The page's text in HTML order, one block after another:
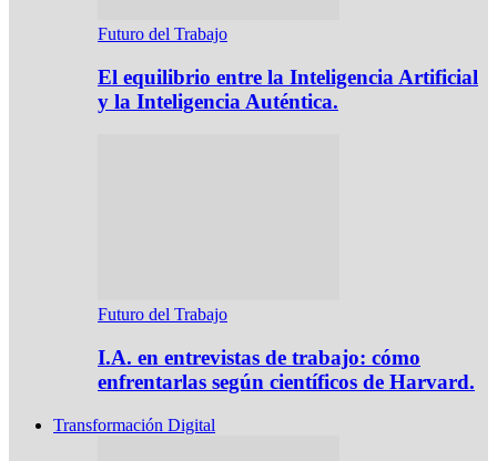
Futuro del Trabajo
El equilibrio entre la Inteligencia Artificial
y la Inteligencia Auténtica.
Futuro del Trabajo
I.A. en entrevistas de trabajo: cómo
enfrentarlas según científicos de Harvard.
Transformación Digital